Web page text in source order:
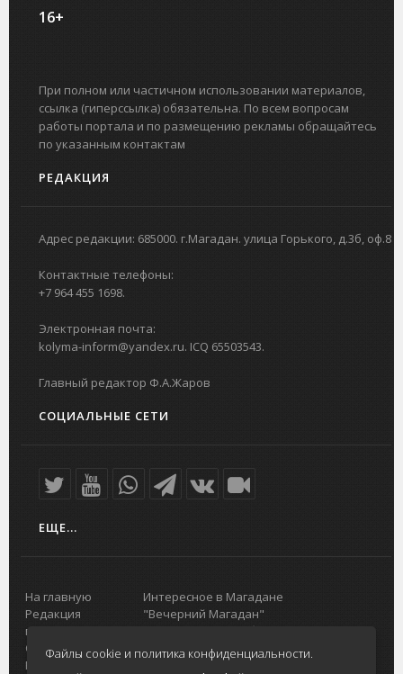
16+
При полном или частичном использовании материалов,
ссылка (гиперссылка) обязательна. По всем вопросам
работы портала и по размещению рекламы обращайтесь
по указанным контактам
РЕДАКЦИЯ
Адрес редакции: 685000. г.Магадан. улица Горького, д.3б, оф.8
Контактные телефоны:
+7 964 455 1698.
Электронная почта:
kolyma-inform@yandex.ru. ICQ 65503543.
Главный редактор Ф.А.Жаров
СОЦИАЛЬНЫЕ СЕТИ
ЕЩЕ...
На главную
Редакция
портала
О проекте
Реклама на
Интересное в Магадане
"Вечерний Магадан"
Городская доска объявлений
Реклама
Главный туристический портал
Файлы cookie и политика конфиденциальности.